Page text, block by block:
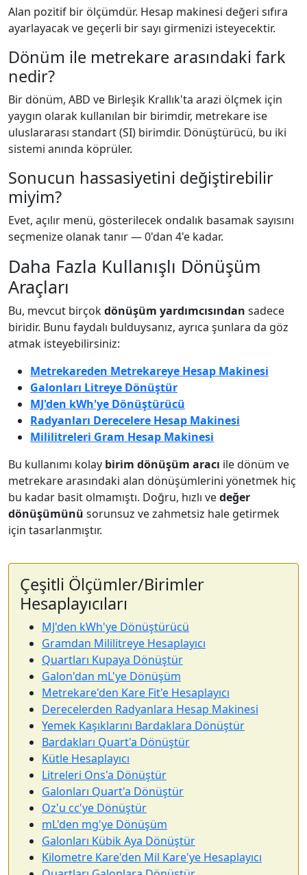
Alan pozitif bir ölçümdür. Hesap makinesi değeri sıfıra
ayarlayacak ve geçerli bir sayı girmenizi isteyecektir.
Dönüm ile metrekare arasındaki fark
nedir?
Bir dönüm, ABD ve Birleşik Krallık'ta arazi ölçmek için
yaygın olarak kullanılan bir birimdir, metrekare ise
uluslararası standart (SI) birimdir. Dönüştürücü, bu iki
sistemi anında köprüler.
Sonucun hassasiyetini değiştirebilir
miyim?
Evet, açılır menü, gösterilecek ondalık basamak sayısını
seçmenize olanak tanır — 0'dan 4'e kadar.
Daha Fazla Kullanışlı Dönüşüm
Araçları
Bu, mevcut birçokdönüşüm yardımcısından sadece
biridir. Bunu faydalı bulduysanız, ayrıca şunlara da göz
atmak isteyebilirsiniz:
Metrekareden Metrekareye Hesap Makinesi
Galonları Litreye Dönüştür
MJ'den kWh'ye Dönüştürücü
Radyanları Derecelere Hesap Makinesi
Mililitreleri Gram Hesap Makinesi
Bu kullanımı kolay birim dönüşüm aracı ile dönüm ve
metrekare arasındaki alan dönüşümlerini yönetmek hiç
bu kadar basit olmamıştı. Doğru, hızlı vedeğer
dönüşümünü sorunsuz ve zahmetsiz hale getirmek
için tasarlanmıştır.
Çeşitli Ölçümler/Birimler
Hesaplayıcıları
MJ'den kWh'ye Dönüştürücü
Gramdan Mililitreye Hesaplayıcı
Quartları Kupaya Dönüştür
Galon'dan mL'ye Dönüşüm
Metrekare'den Kare Fit'e Hesaplayıcı
Derecelerden Radyanlara Hesap Makinesi
Yemek Kaşıklarını Bardaklara Dönüştür
Bardakları Quart'a Dönüştür
Kütle Hesaplayıcı
Litreleri Ons'a Dönüştür
Galonları Quart'a Dönüştür
Oz'u cc'ye Dönüştür
mL'den mg'ye Dönüşüm
Galonları Kübik Aya Dönüştür
Kilometre Kare'den Mil Kare'ye Hesaplayıcı